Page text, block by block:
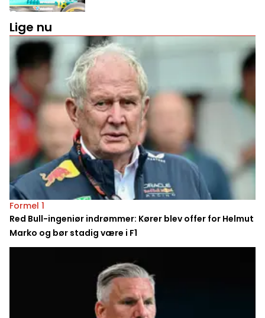
Lige nu
Formel 1
Red Bull-ingeniør indrømmer: Kører blev offer for Helmut
Marko og bør stadig være i F1